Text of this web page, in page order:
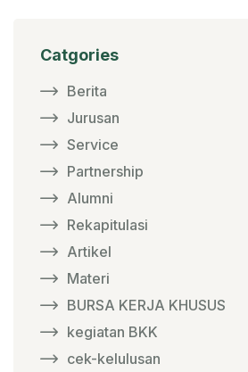
Catgories
Berita
Jurusan
Service
Partnership
Alumni
Rekapitulasi
Artikel
Materi
BURSA KERJA KHUSUS
kegiatan BKK
cek-kelulusan